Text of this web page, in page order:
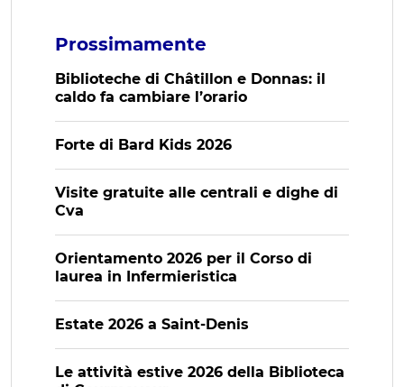
Prossimamente
Biblioteche di Châtillon e Donnas: il
caldo fa cambiare l’orario
Forte di Bard Kids 2026
Visite gratuite alle centrali e dighe di
Cva
Orientamento 2026 per il Corso di
laurea in Infermieristica
Estate 2026 a Saint-Denis
Le attività estive 2026 della Biblioteca